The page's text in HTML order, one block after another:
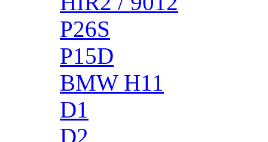
P26S
P15D
BMW H11
D1
D2